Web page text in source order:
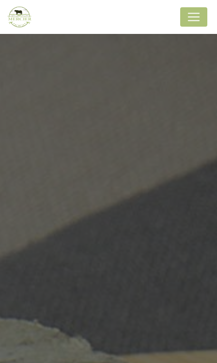
Panneau de gestion des cookies